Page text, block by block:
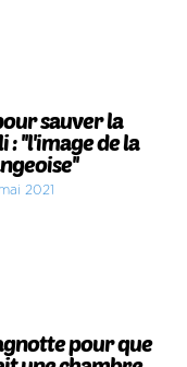
sauver la
: ''l'image de la
2021
pour que